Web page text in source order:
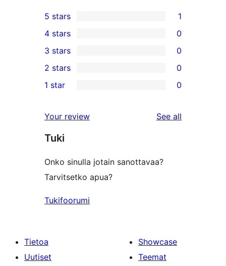
1
5-
star
review
5 stars 1
4-
star
reviews
4 stars 0
0
3-
star
3 stars 0
2-
reviews
2 stars 0
star
reviews
1 star 0
Your review See all
Tuki
Onko sinulla jotain sanottavaa?
Tarvitsetko apua?
Tukifoorumi
Tietoa
Uutiset
Showcase
Teemat